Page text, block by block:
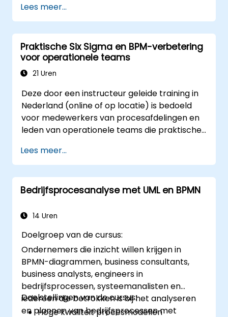
simuleren.
Signavio te gebruiken om naleving van
processen te waarborgen.
Signavio in te zetten voor het verbeteren
van de bedrijfsprestaties.
Lees meer...
Praktische Six Sigma en BPM-verbetering
voor operationele teams
21 Uren
Deze door een instructeur geleide training in
Nederland (online of op locatie) is bedoeld
voor medewerkers van procesafdelingen en
leden van operationele teams die praktische
te verbeteren, gebaseerd op Six Sigma-
principes en BPMN 2.0-modellering.
Lees meer...
Bedrijfsprocesanalyse met UML en BPMN
14 Uren
Doelgroep van de cursus:
Ondernemers die inzicht willen krijgen in
BPMN-diagrammen, business consultants,
business analysts, engineers in
bedrijfsprocessen, systeemanalisten en
iedereen die betrokken is bij het analyseren
en plannen van bedrijfsprocessen met
Doelstellingen van de cursus:
Hoge kwaliteit procesmodellen